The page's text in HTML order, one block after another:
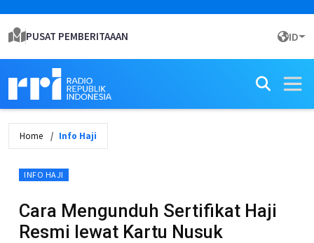
PUSAT PEMBERITAAAN ID
Home Info Haji
INFO HAJI
Cara Mengunduh Sertifikat Haji
Resmi lewat Kartu Nusuk